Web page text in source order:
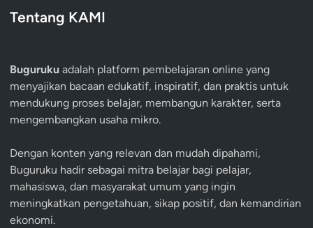
Tentang KAMI
Buguruku adalah platform pembelajaran online yang
menyajikan bacaan edukatif, inspiratif, dan praktis untuk
mendukung proses belajar, membangun karakter, serta
mengembangkan usaha mikro.
Dengan konten yang relevan dan mudah dipahami,
Buguruku hadir sebagai mitra belajar bagi pelajar,
mahasiswa, dan masyarakat umum yang ingin
meningkatkan pengetahuan, sikap positif, dan kemandirian
ekonomi.